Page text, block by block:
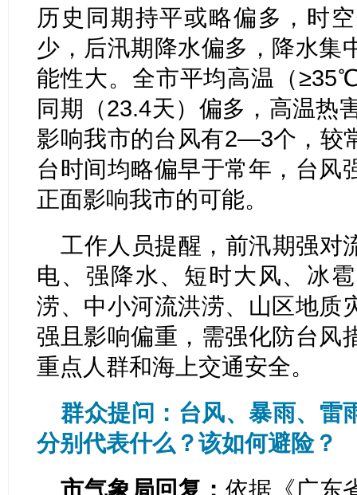
历史同期持平或略偏多，时
少，后汛期降水偏多，降水集
能性大。全市平均高温（
同期（23.4天）偏多，高温热
影响我市的台风有2—3个，较
台时间均略偏早于常年，台风
正面影响我市的可能。
工作人员提醒，前汛期强对
电、强降水、短时大风、冰
涝、中小河流洪涝、山区地质
强且影响偏重，需强化防台风
重点人群和海上交通安全。
群众提问：台风、暴雨、雷
分别代表什么？该如何避险？
市气象局回复： 依据《广东